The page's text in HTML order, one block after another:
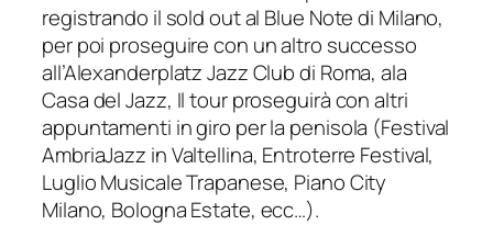
registrando il sold out al Blue Note di Milano,
per poi proseguire con un altro successo
all’Alexanderplatz Jazz Club di Roma, ala
Casa del Jazz, Il tour proseguirà con altri
appuntamenti in giro per la penisola (Festival
AmbriaJazz in Valtellina, Entroterre Festival,
Luglio Musicale Trapanese, Piano City
Milano, Bologna Estate, ecc…).